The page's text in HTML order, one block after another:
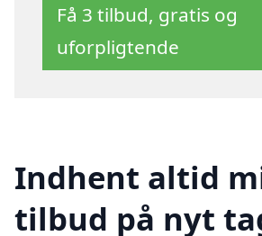
Få 3 tilbud, gratis og
uforpligtende
Indhent altid
tilbud på nyt